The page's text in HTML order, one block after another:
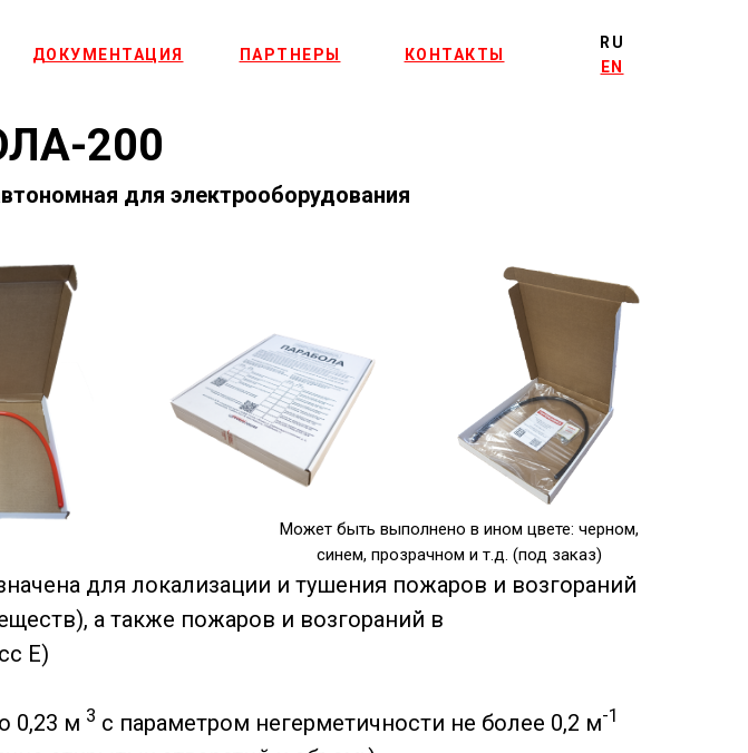
ДОКУМЕНТАЦИЯ ПАРТНЕРЫ КОНТАКТЫ
EN
RU
200
для электрооборудования
для локализации и тушения пожаров и возгораний
а также пожаров и возгораний в
E)
0,23 м 3 с параметром негерметичности не более 0,2 м-1
Может быть выполнено в ином цвете: черном,
синем, прозрачном и т.д. (под заказ)